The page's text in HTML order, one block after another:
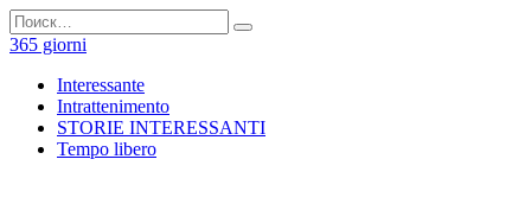
Перейти
к
содержанию
Search
for:
365 giorni
Interessante
Intrattenimento
STORIE INTERESSANTI
Tempo libero